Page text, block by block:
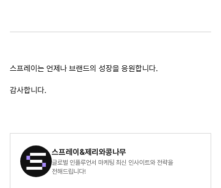
스프레이는 언제나 브랜드의 성장을 응원합니다.
감사합니다.
스프레이&제리와콩나무
글로벌 인플루언서 마케팅 최신 인사이트와 전략을
전해드립니다!